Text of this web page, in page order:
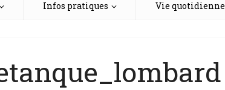
Infos pratiques Vie quotidienne